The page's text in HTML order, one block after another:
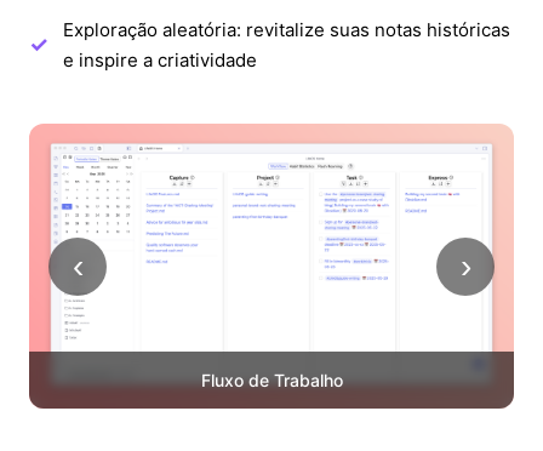
Exploração aleatória: revitalize suas notas históricas
e inspire a criatividade
‹ ›
Fluxo de Trabalho